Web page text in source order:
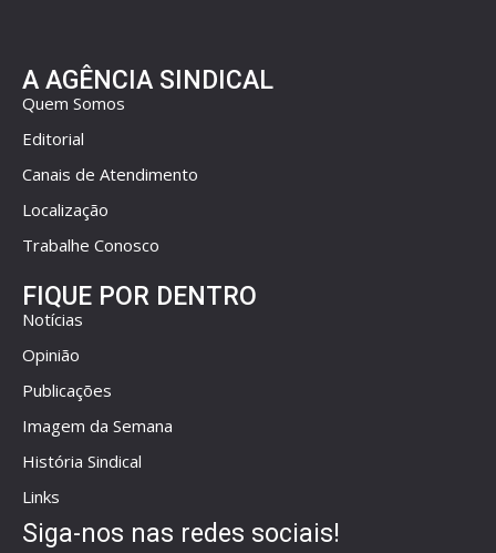
A AGÊNCIA SINDICAL
Quem Somos
Editorial
Canais de Atendimento
Localização
Trabalhe Conosco
FIQUE POR DENTRO
Notícias
Opinião
Publicações
Imagem da Semana
História Sindical
Links
Siga-nos nas redes sociais!